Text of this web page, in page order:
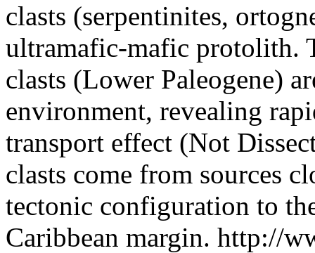
clasts (serpentinites,
ultramafic-mafic protolith.
clasts (Lower Paleogene)
environment, revealing
transport effect (Not
clasts come from sources
tectonic configuration to
Caribbean margin. http://